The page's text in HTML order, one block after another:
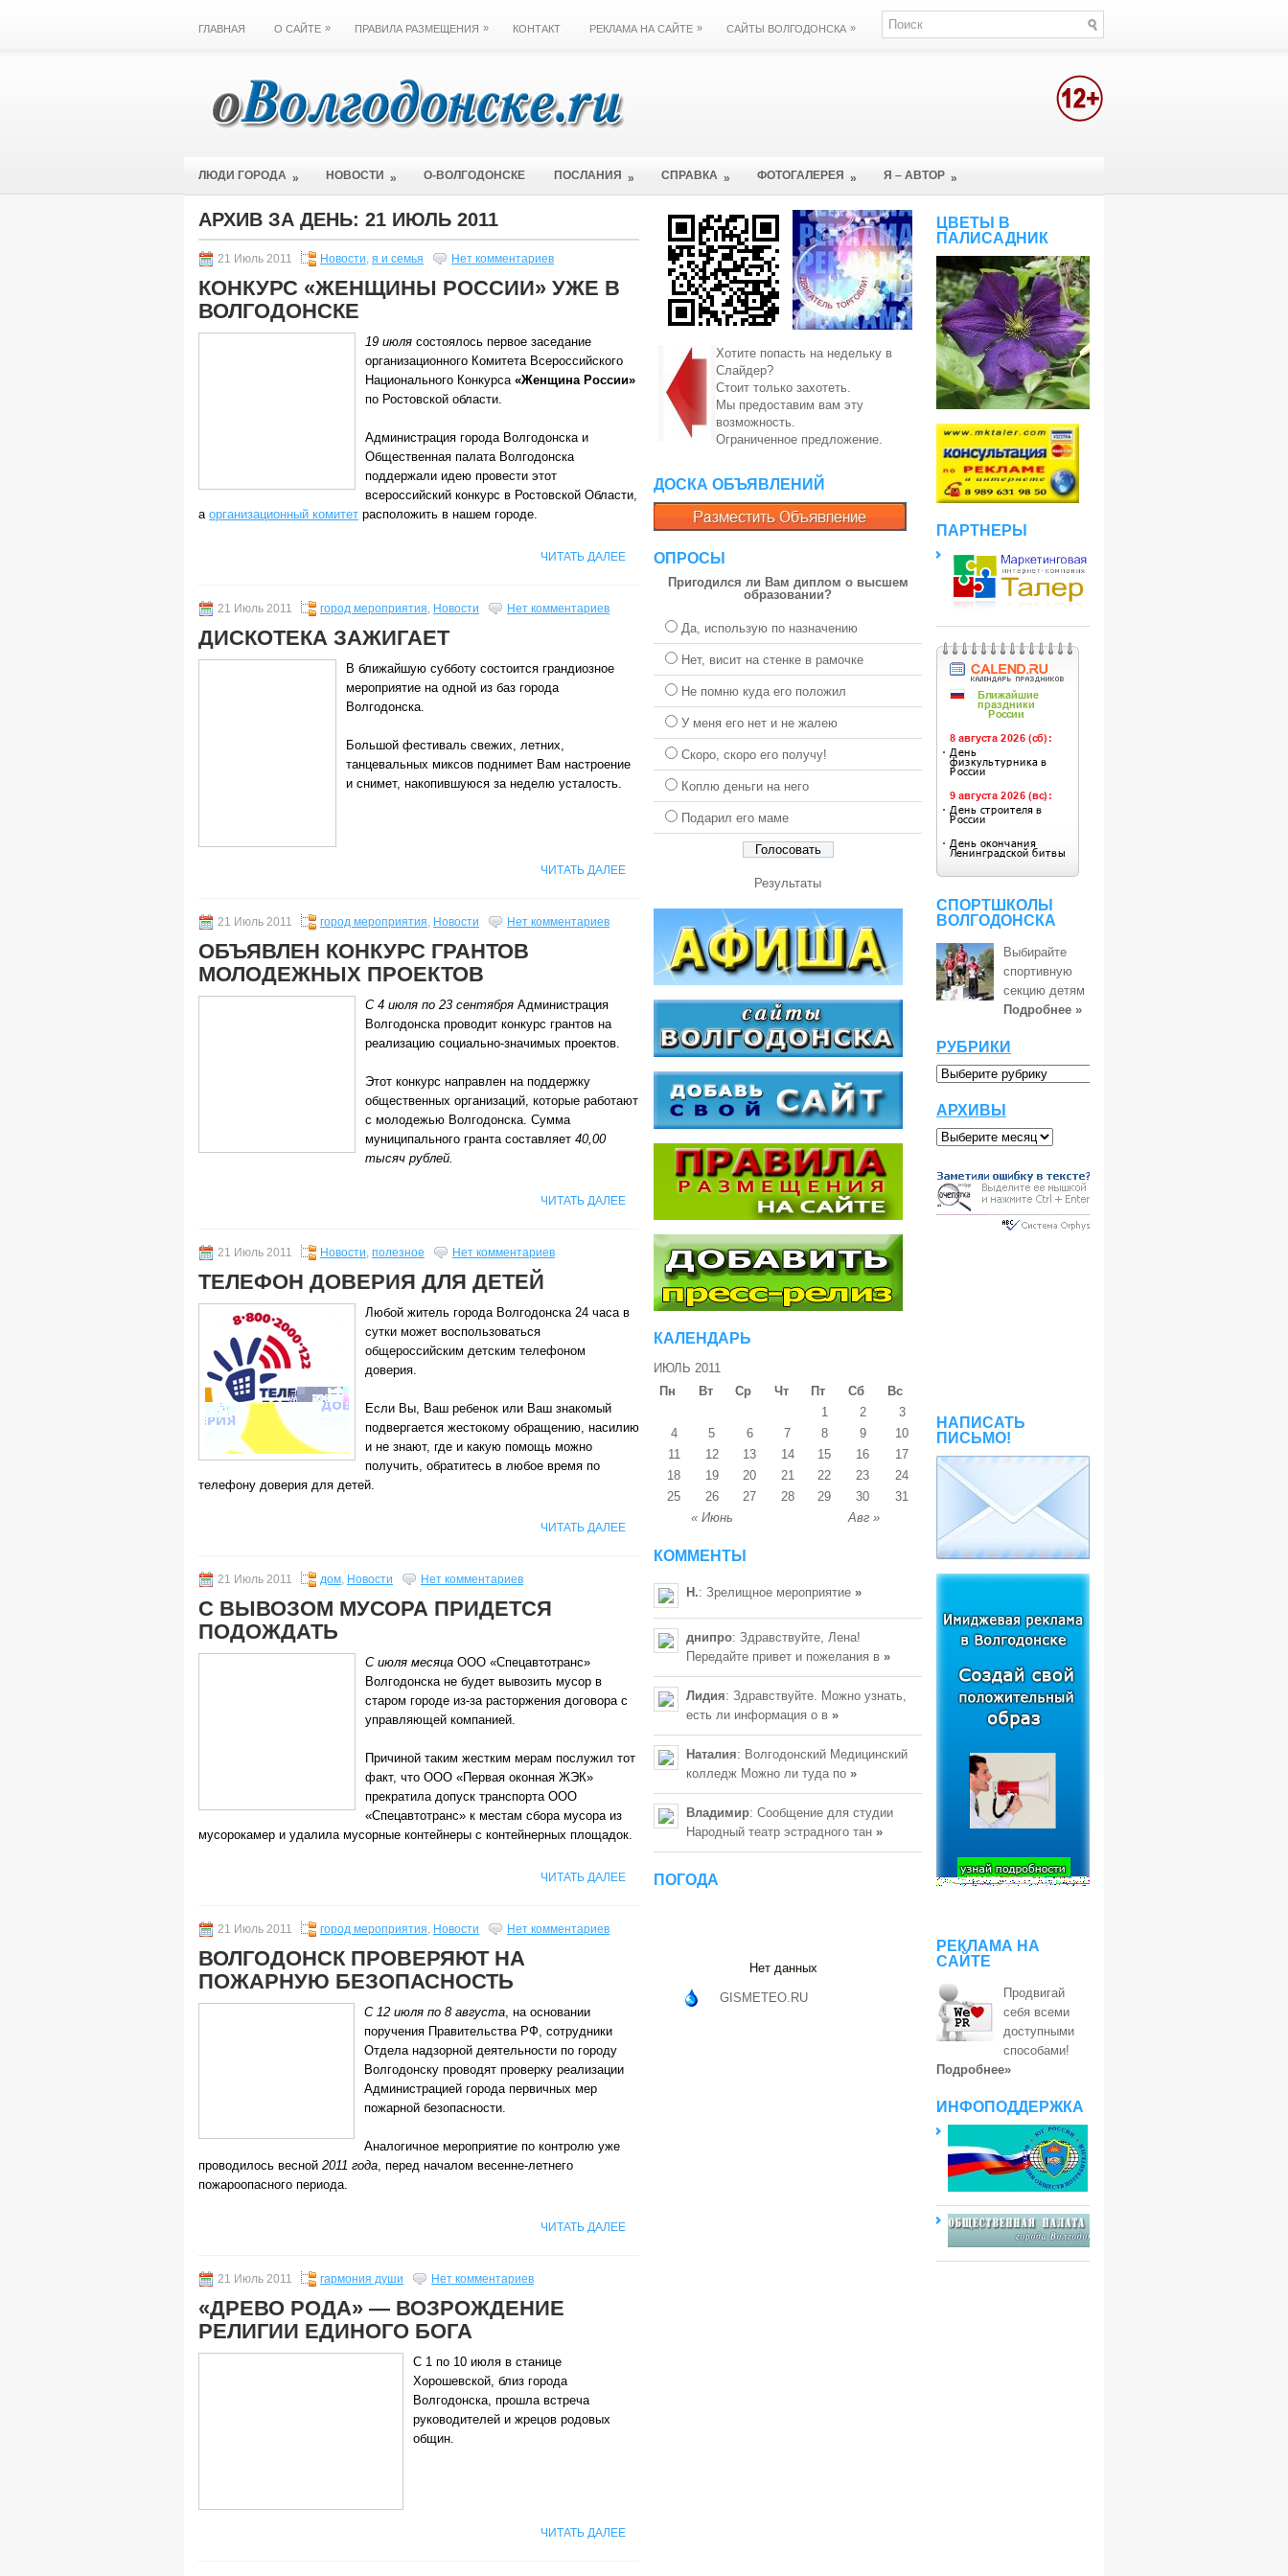
ГЛАВНАЯ О САЙТЕ » ПРАВИЛА РАЗМЕЩЕНИЯ » КОНТАКТ РЕКЛАМА НА САЙТЕ » САЙТЫ ВОЛГОДОНСКА »
ЛЮДИ ГОРОДА » НОВОСТИ » О-ВОЛГОДОНСКЕ ПОСЛАНИЯ » СПРАВКА » ФОТОГАЛЕРЕЯ » Я – АВТОР »
АРХИВ ЗА ДЕНЬ: 21 ИЮЛЬ 2011
21 Июль 2011 Новости, я и семья Нет комментариев
КОНКУРС «ЖЕНЩИНЫ РОССИИ» УЖЕ В
ВОЛГОДОНСКЕ
19 июля состоялось первое заседание
организационного Комитета Всероссийского
Национального Конкурса «Женщина России»
по Ростовской области.
Администрация города Волгодонска и
Общественная палата Волгодонска
поддержали идею провести этот
всероссийский конкурс в Ростовской Области,
а организационный комитет расположить в нашем городе.
ЧИТАТЬ ДАЛЕЕ
21 Июль 2011 город мероприятия, Новости Нет комментариев
ДИСКОТЕКА ЗАЖИГАЕТ
В ближайшую субботу состоится грандиозное
мероприятие на одной из баз города
Волгодонска.
Большой фестиваль свежих, летних,
танцевальных миксов поднимет Вам настроение
и снимет, накопившуюся за неделю усталость.
ЧИТАТЬ ДАЛЕЕ
21 Июль 2011 город мероприятия, Новости Нет комментариев
ОБЪЯВЛЕН КОНКУРС ГРАНТОВ
МОЛОДЕЖНЫХ ПРОЕКТОВ
С 4 июля по 23 сентября Администрация
Волгодонска проводит конкурс грантов на
реализацию социально-значимых проектов.
Этот конкурс направлен на поддержку
общественных организаций, которые работают
с молодежью Волгодонска. Сумма
муниципального гранта составляет 40,00
тысяч рублей.
ЧИТАТЬ ДАЛЕЕ
21 Июль 2011 Новости, полезное Нет комментариев
ТЕЛЕФОН ДОВЕРИЯ ДЛЯ ДЕТЕЙ
Любой житель города Волгодонска 24 часа в
сутки может воспользоваться
общероссийским детским телефоном
доверия.
Если Вы, Ваш ребенок или Ваш знакомый
подвергается жестокому обращению, насилию
и не знают, где и какую помощь можно
получить, обратитесь в любое время по
телефону доверия для детей.
ЧИТАТЬ ДАЛЕЕ
21 Июль 2011 дом, Новости Нет комментариев
С ВЫВОЗОМ МУСОРА ПРИДЕТСЯ
ПОДОЖДАТЬ
С июля месяца ООО «Спецавтотранс»
Волгодонска не будет вывозить мусор в
старом городе из-за расторжения договора с
управляющей компанией.
Причиной таким жестким мерам послужил тот
факт, что ООО «Первая оконная ЖЭК»
прекратила допуск транспорта ООО
«Спецавтотранс» к местам сбора мусора из
мусорокамер и удалила мусорные контейнеры с контейнерных площадок.
ЧИТАТЬ ДАЛЕЕ
21 Июль 2011 город мероприятия, Новости Нет комментариев
ВОЛГОДОНСК ПРОВЕРЯЮТ НА
ПОЖАРНУЮ БЕЗОПАСНОСТЬ
С 12 июля по 8 августа, на основании
поручения Правительства РФ, сотрудники
Отдела надзорной деятельности по городу
Волгодонску проводят проверку реализации
Администрацией города первичных мер
пожарной безопасности.
Аналогичное мероприятие по контролю уже
проводилось весной 2011 года, перед началом весенне-летнего
пожароопасного периода.
ЧИТАТЬ ДАЛЕЕ
21 Июль 2011 гармония души Нет комментариев
«ДРЕВО РОДА» — ВОЗРОЖДЕНИЕ
РЕЛИГИИ ЕДИНОГО БОГА
С 1 по 10 июля в станице
Хорошевской, близ города
Волгодонска, прошла встреча
руководителей и жрецов родовых
общин.
ЧИТАТЬ ДАЛЕЕ
Хотите попасть на недельку в
Слайдер?
Стоит только захотеть.
Мы предоставим вам эту
возможность.
Ограниченное предложение.
ДОСКА ОБЪЯВЛЕНИЙ
ОПРОСЫ
Пригодился ли Вам диплом о высшем
образовании?
Да, использую по назначению
Нет, висит на стенке в рамочке
Не помню куда его положил
У меня его нет и не жалею
Скоро, скоро его получу!
Коплю деньги на него
Подарил его маме
Результаты
КАЛЕНДАРЬ
ИЮЛЬ 2011
Пн
Вт Ср Чт Пт Сб Вс
« Июнь Авг »
1 2
3
4
5 6 7 8 9
10
11
12 13 14 15 16
17
18
19 20 21 22 23
24
25
26 27 28 29 30 31
КОММЕНТЫ
Н.: Зрелищное мероприятие »
днипро: Здравствуйте, Лена!
Передайте привет и пожелания в »
Лидия: Здравствуйте. Можно узнать,
есть ли информация о в »
Наталия: Волгодонский Медицинский
колледж Можно ли туда по »
Владимир: Сообщение для студии
Народный театр эстрадного тан »
ПОГОДА
Нет данных
GISMETEO.RU
ЦВЕТЫ В
ПАЛИСАДНИК
ПАРТНЕРЫ
СПОРТШКОЛЫ
ВОЛГОДОНСКА
Выбирайте
спортивную
секцию детям
Подробнее »
РУБРИКИ
АРХИВЫ
НАПИСАТЬ
ПИСЬМО!
РЕКЛАМА НА
САЙТЕ
Продвигай
себя всеми
доступными
способами!
Подробнее»
ИНФОПОДДЕРЖКА